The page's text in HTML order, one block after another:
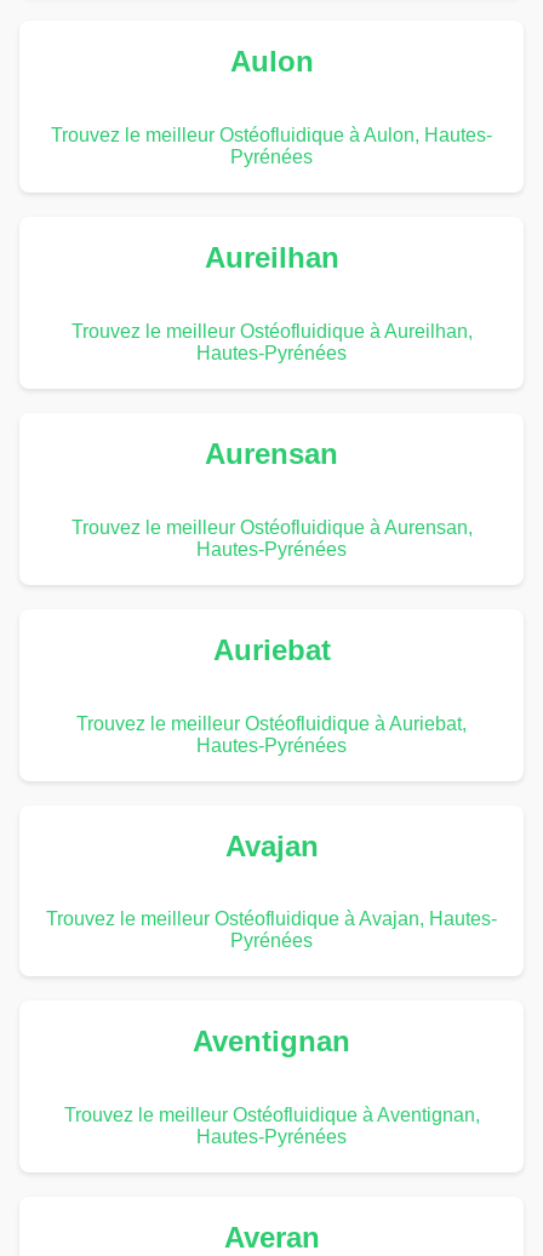
Aulon
Trouvez le meilleur Ostéofluidique à Aulon, Hautes-
Pyrénées
Aureilhan
Trouvez le meilleur Ostéofluidique à Aureilhan,
Hautes-Pyrénées
Aurensan
Trouvez le meilleur Ostéofluidique à Aurensan,
Hautes-Pyrénées
Auriebat
Trouvez le meilleur Ostéofluidique à Auriebat,
Hautes-Pyrénées
Avajan
Trouvez le meilleur Ostéofluidique à Avajan, Hautes-
Pyrénées
Aventignan
Trouvez le meilleur Ostéofluidique à Aventignan,
Hautes-Pyrénées
Averan